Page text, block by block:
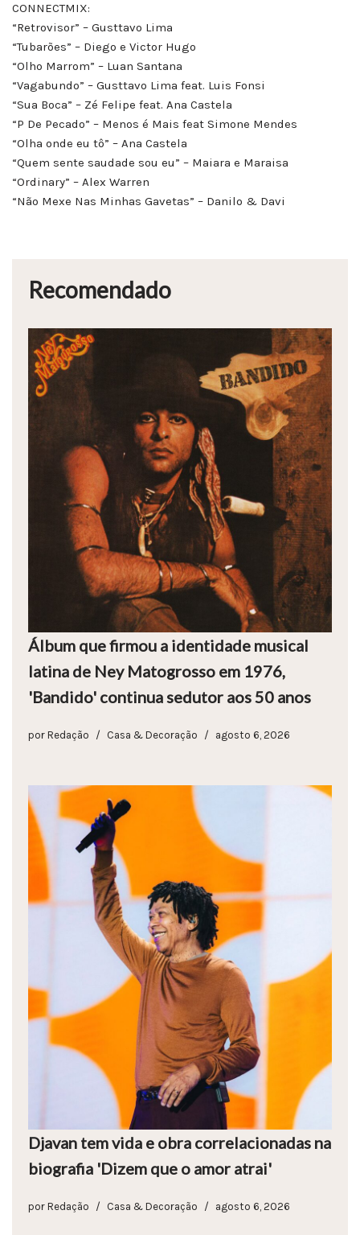
CONNECTMIX:
“Retrovisor” – Gusttavo Lima
“Tubarões” – Diego e Victor Hugo
“Olho Marrom” – Luan Santana
“Vagabundo” – Gusttavo Lima feat. Luis Fonsi
“Sua Boca” – Zé Felipe feat. Ana Castela
“P De Pecado” – Menos é Mais feat Simone Mendes
“Olha onde eu tô” – Ana Castela
“Quem sente saudade sou eu” – Maiara e Maraisa
“Ordinary” – Alex Warren
“Não Mexe Nas Minhas Gavetas” – Danilo & Davi
Recomendado
Álbum que firmou a identidade musical
latina de Ney Matogrosso em 1976,
'Bandido' continua sedutor aos 50 anos
por Redação Casa & Decoração agosto 6, 2026
Djavan tem vida e obra correlacionadas na
biografia 'Dizem que o amor atrai'
por Redação Casa & Decoração agosto 6, 2026